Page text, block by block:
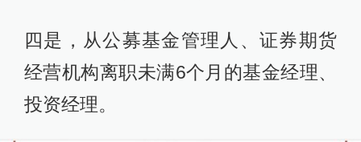
四是，从公募基金管理人、证券期货
经营机构离职未满6个月的基金经理、
投资经理。